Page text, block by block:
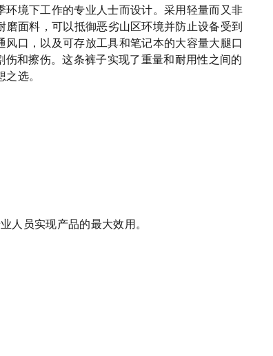
境下工作的专业人士而设计。采用轻量而又非
磨面料，可以抵御恶劣山区环境并防止设备受到
口，以及可存放工具和笔记本的大容量大腿口
和擦伤。这条裤子实现了重量和耐用性之间的
选。
人员实现产品的最大效用。